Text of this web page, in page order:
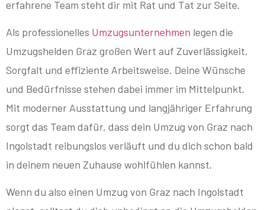
erfahrene Team steht dir mit Rat und Tat zur Seite.
Als professionelles Umzugsunternehmen legen die
Umzugshelden Graz großen Wert auf Zuverlässigkeit,
Sorgfalt und effiziente Arbeitsweise. Deine Wünsche
und Bedürfnisse stehen dabei immer im Mittelpunkt.
Mit moderner Ausstattung und langjähriger Erfahrung
sorgt das Team dafür, dass dein Umzug von Graz nach
Ingolstadt reibungslos verläuft und du dich schon bald
in deinem neuen Zuhause wohlfühlen kannst.
Wenn du also einen Umzug von Graz nach Ingolstadt